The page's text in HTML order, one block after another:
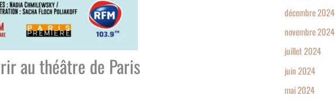
au théâtre de Paris
décembre 2024
novembre 2024
juillet 2024
juin 2024
mai 2024